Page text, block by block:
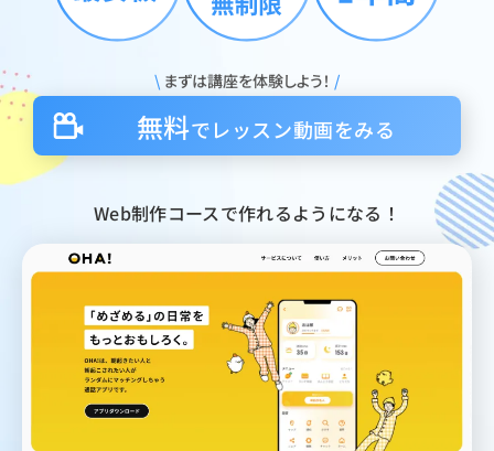
\ まずは講座を体験しよう！ /
無料でレッスン動画をみる
Web制作コースで作れるようになる！